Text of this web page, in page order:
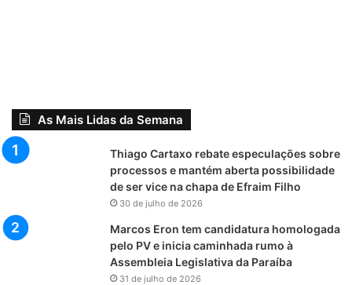
As Mais Lidas da Semana
Thiago Cartaxo rebate especulações sobre
processos e mantém aberta possibilidade
de ser vice na chapa de Efraim Filho
30 de julho de 2026
Marcos Eron tem candidatura homologada
pelo PV e inicia caminhada rumo à
Assembleia Legislativa da Paraíba
31 de julho de 2026